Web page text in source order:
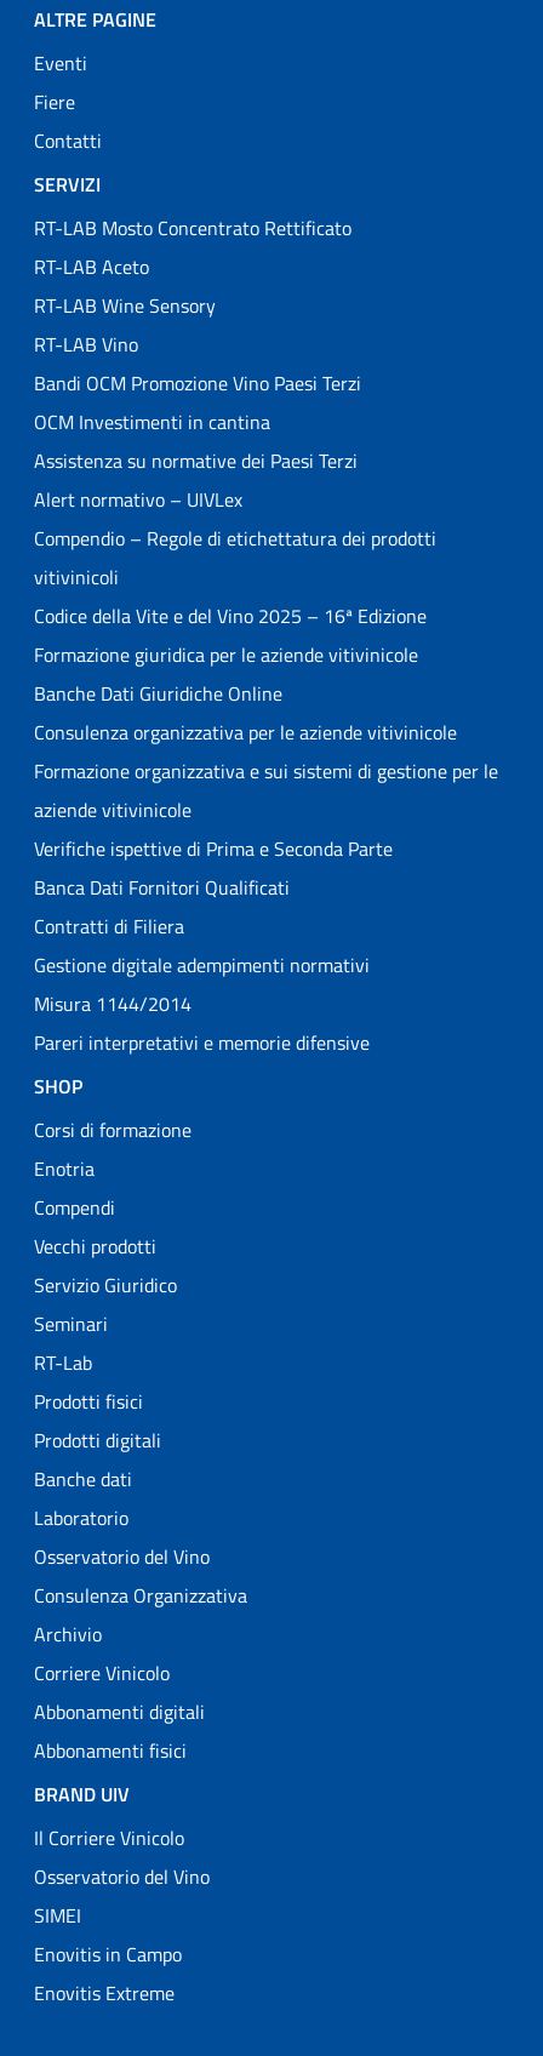
ALTRE PAGINE
Eventi
Fiere
Contatti
SERVIZI
RT-LAB Mosto Concentrato Rettificato
RT-LAB Aceto
RT-LAB Wine Sensory
RT-LAB Vino
Bandi OCM Promozione Vino Paesi Terzi
OCM Investimenti in cantina
Assistenza su normative dei Paesi Terzi
Alert normativo – UIVLex
Compendio – Regole di etichettatura dei prodotti
vitivinicoli
Codice della Vite e del Vino 2025 – 16ª Edizione
Formazione giuridica per le aziende vitivinicole
Banche Dati Giuridiche Online
Consulenza organizzativa per le aziende vitivinicole
Formazione organizzativa e sui sistemi di gestione per le
aziende vitivinicole
Verifiche ispettive di Prima e Seconda Parte
Banca Dati Fornitori Qualificati
Contratti di Filiera
Gestione digitale adempimenti normativi
Misura 1144/2014
Pareri interpretativi e memorie difensive
SHOP
Corsi di formazione
Enotria
Compendi
Vecchi prodotti
Servizio Giuridico
Seminari
RT-Lab
Prodotti fisici
Prodotti digitali
Banche dati
Laboratorio
Osservatorio del Vino
Consulenza Organizzativa
Archivio
Corriere Vinicolo
Abbonamenti digitali
Abbonamenti fisici
BRAND UIV
Il Corriere Vinicolo
Osservatorio del Vino
SIMEI
Enovitis in Campo
Enovitis Extreme